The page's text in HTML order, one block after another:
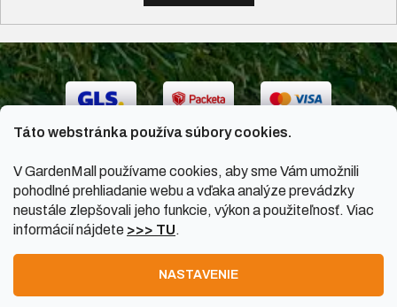
Táto webstránka používa súbory cookies.
V GardenMall používame cookies, aby sme Vám umožnili
pohodlné prehliadanie webu a vďaka analýze prevádzky
neustále zlepšovali jeho funkcie, výkon a použiteľnosť. Viac
informácií nájdete >>> TU.
NASTAVENIE